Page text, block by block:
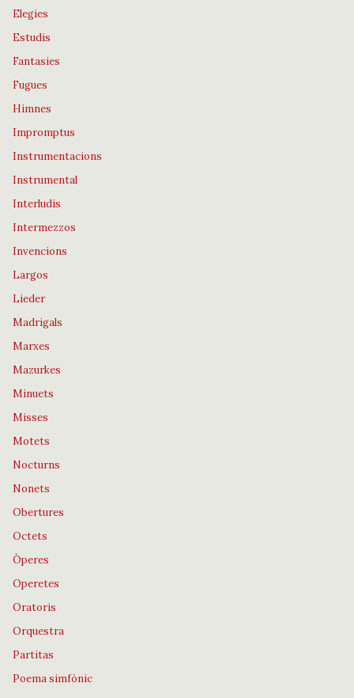
Elegies
Estudis
Fantasies
Fugues
Himnes
Impromptus
Instrumentacions
Instrumental
Interludis
Intermezzos
Invencions
Largos
Lieder
Madrigals
Marxes
Mazurkes
Minuets
Misses
Motets
Nocturns
Nonets
Obertures
Octets
Òperes
Operetes
Oratoris
Orquestra
Partitas
Poema simfònic